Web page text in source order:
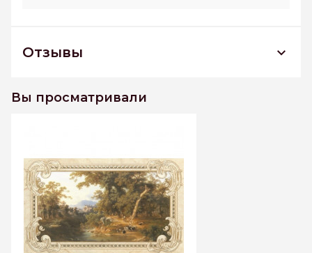
Отзывы
300*500
Вы просматривали